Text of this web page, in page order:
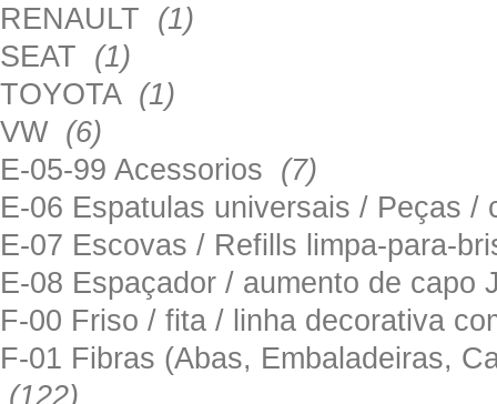
RENAULT (1)
SEAT (1)
TOYOTA (1)
VW (6)
E-05-99 Acessorios (7)
E-06 Espatulas universais / Peças
E-07 Escovas / Refills limpa-para-
E-08 Espaçador / aumento de
F-00 Friso / fita / linha decorativa
F-01 Fibras (Abas, Embaladeiras,
(122)